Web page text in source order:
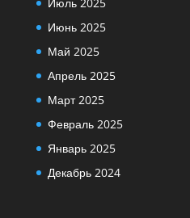
Июнь 2025
Май 2025
Апрель 2025
Март 2025
Февраль 2025
Январь 2025
Декабрь 2024